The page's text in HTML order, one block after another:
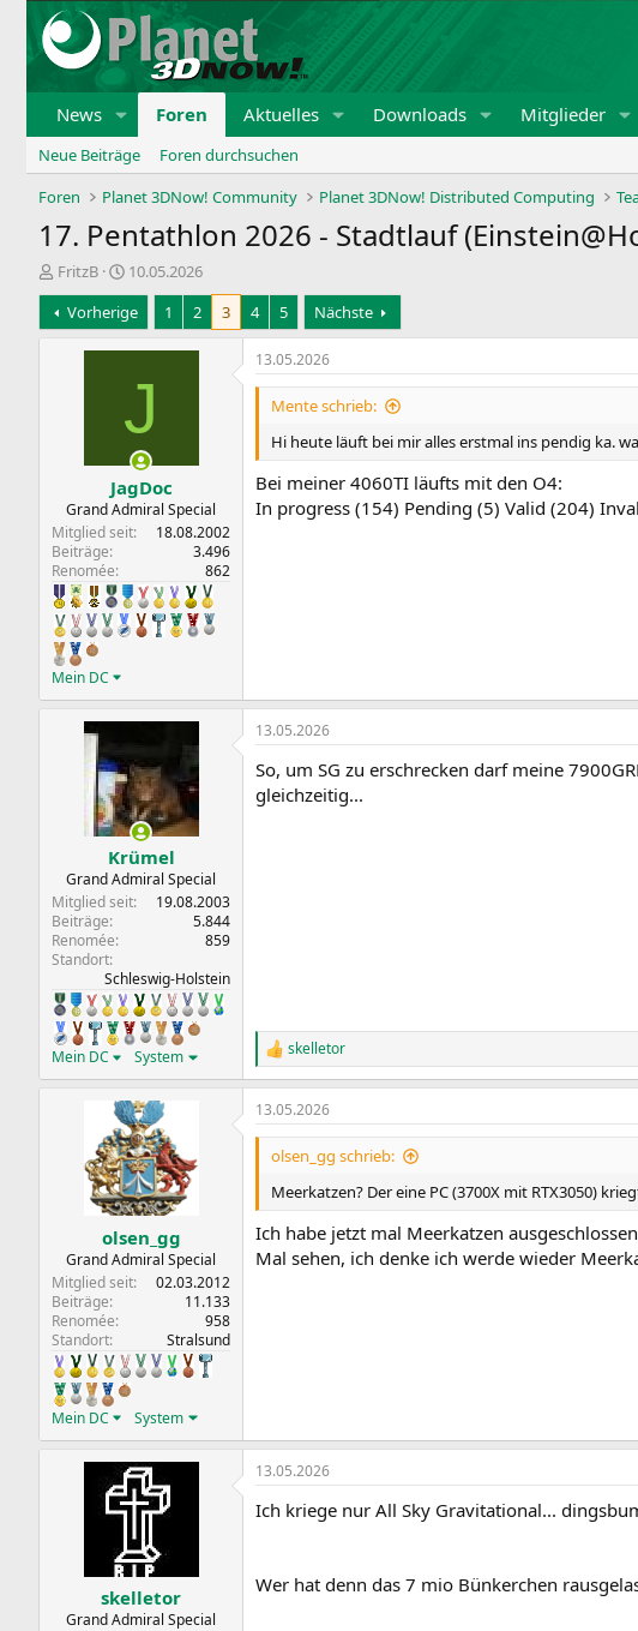
News Foren Aktuelles Downloads Mitglieder
Neue Beiträge
Foren durchsuchen
Foren
Planet 3DNow! Community Planet 3DNow! Distributed Computing
17. Pentathlon 2026 - Stadtlauf
E
r
s
t
FritzB
E
r
s
t
e
t
m
10.05.2026
Vorherige
1 2 3 4 5 Nächste
J
JagDoc
Grand Admiral Special
Mitglied seit
18.08.2002
Beiträge
3.496
Renomée
862
Mein DC
13.05.2026
Mente schrieb:
Hi heute läuft bei mir alles erstmal ins pendig ka.
Bei meiner 4060TI läufts mit den O4:
In progress (154) Pending (5) Valid (204)
Krümel
Grand Admiral Special
Mitglied seit
19.08.2003
Beiträge
5.844
Renomée
859
Standort
Schleswig-Holstein
Mein DC System
13.05.2026
So, um SG zu erschrecken darf meine
gleichzeitig...
R
e
a
k
t
e
n
skelletor
olsen_gg
Grand Admiral Special
Mitglied seit
02.03.2012
Beiträge
11.133
Renomée
958
Standort
Stralsund
Mein DC System
13.05.2026
olsen_gg schrieb:
Meerkatzen? Der eine PC (3700X mit RTX3050)
Ich habe jetzt mal Meerkatzen
Mal sehen, ich denke ich werde wieder
skelletor
Grand Admiral Special
13.05.2026
Ich kriege nur All Sky Gravitational...
Wer hat denn das 7 mio Bünkerchen